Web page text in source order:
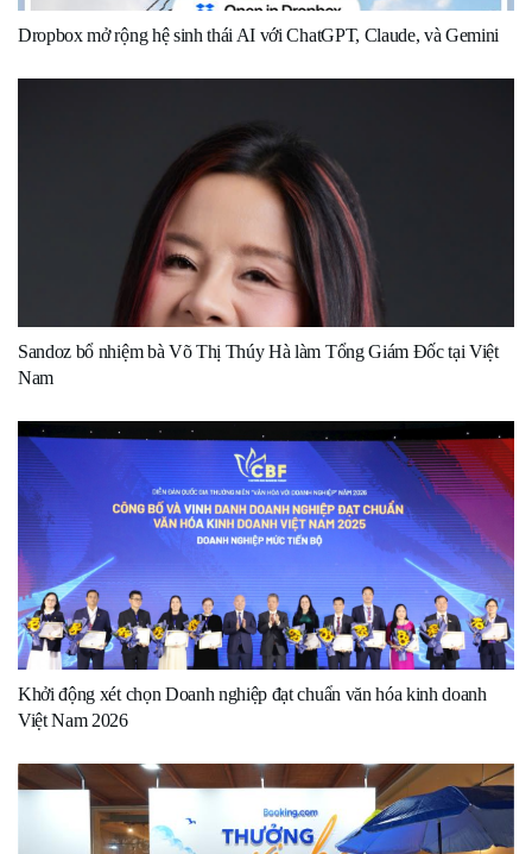
Dropbox mở rộng hệ sinh thái AI với ChatGPT, Claude, và Gemini
Sandoz bổ nhiệm bà Võ Thị Thúy Hà làm Tổng Giám Đốc tại Việt
Nam
Khởi động xét chọn Doanh nghiệp đạt chuẩn văn hóa kinh doanh
Việt Nam 2026